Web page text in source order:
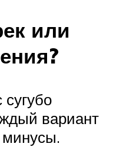
или
сугубо
вариант